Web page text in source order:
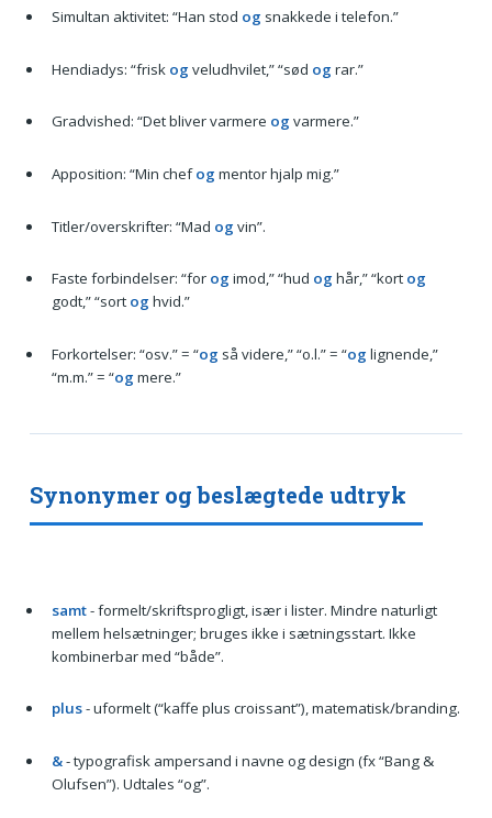
Simultan aktivitet: “Han stod og snakkede i telefon.”
Hendiadys: “frisk og veludhvilet,” “sød og rar.”
Gradvished: “Det bliver varmere og varmere.”
Apposition: “Min chefog mentor hjalp mig.”
Titler/overskrifter: “Mad og vin”.
Faste forbindelser: “for og imod,” “hud og hår,” “kort og
godt,” “sort og hvid.”
Forkortelser: “osv.” = “og så videre,” “o.l.” = “og lignende,”
“m.m.” = “og mere.”
Synonymer og beslægtede udtryk
samt- formelt/skriftsprogligt, især i lister. Mindre naturligt
mellem helsætninger; bruges ikke i sætningsstart. Ikke
kombinerbar med “både”.
plus- uformelt (“kaffe plus croissant”), matematisk/branding.
&- typografisk ampersand i navne og design (fx “Bang &
Olufsen”). Udtales “og”.